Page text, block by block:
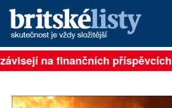
PŘIHLÁSIT
na finančních příspěvcích